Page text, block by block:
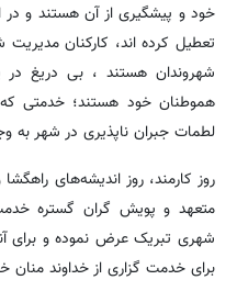
خود و پیشگیری از آن هستند و
تعطیل کرده اند، کارکنان
شهروندان هستند ، بی دریغ
هموطنان خود هستند؛ خدمتی
لطمات جبران ناپذیری در شهر به
روز کارمند، روز اندیشه‌های
متعهد و پویش گران گستره
شهری تبریک عرض نموده و برای
برای خدمت گزاری از خداوند منان